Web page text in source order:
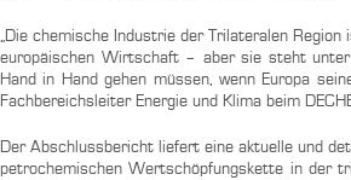
„Die chemische Industrie der Trilateralen Region
europäischen Wirtschaft – aber sie steht
Hand in Hand gehen müssen, wenn Europa
Fachbereichsleiter Energie und Klima beim
Der Abschlussbericht liefert eine aktuelle und
petrochemischen Wertschöpfungskette in der